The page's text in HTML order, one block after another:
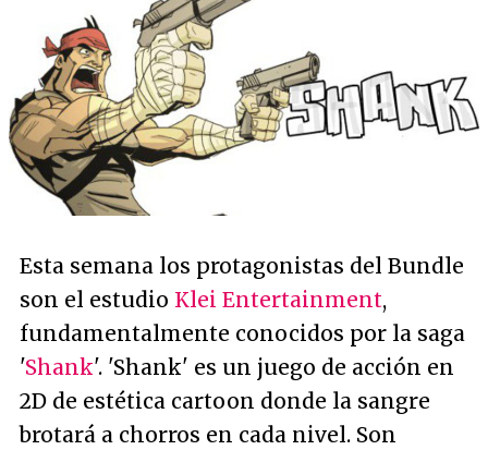
Esta semana los protagonistas del Bundle
son el estudio Klei Entertainment,
fundamentalmente conocidos por la saga
'Shank'. 'Shank' es un juego de acción en
2D de estética cartoon donde la sangre
brotará a chorros en cada nivel. Son